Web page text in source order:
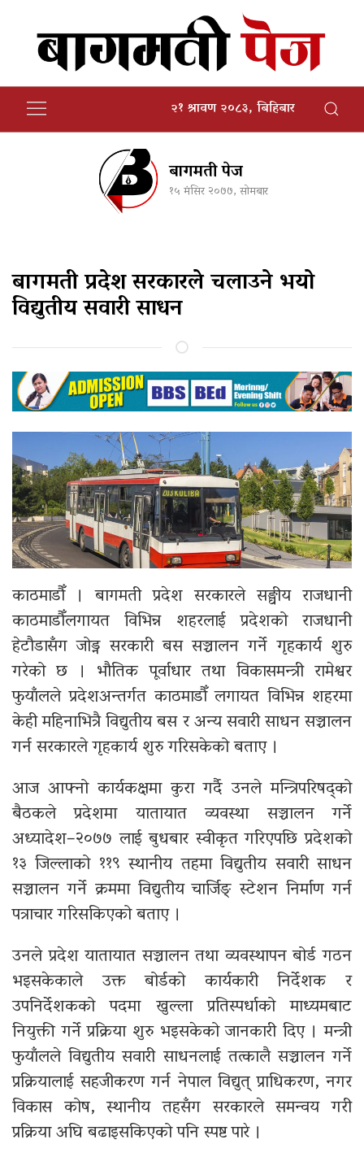
२१ श्रावण २०८३, बिहिबार
बागमती पेज
१५ मंसिर २०७७, सोमबार
बागमती प्रदेश सरकारले चलाउने भयो
विद्युतीय सवारी साधन
काठमाडौँ । बागमती प्रदेश सरकारले सङ्घीय राजधानी
काठमाडौँलगायत विभिन्न शहरलाई प्रदेशको राजधानी
हेटौडासँग जोड्न सरकारी बस सञ्चालन गर्ने गृहकार्य शुरु
गरेको छ । भौतिक पूर्वाधार तथा विकासमन्त्री रामेश्वर
फुयाँलले प्रदेशअन्तर्गत काठमाडौँ लगायत विभिन्न शहरमा
केही महिनाभित्रै विद्युतीय बस र अन्य सवारी साधन सञ्चालन
गर्न सरकारले गृहकार्य शुरु गरिसकेको बताए ।
आज आफ्नो कार्यकक्षमा कुरा गर्दै उनले मन्त्रिपरिषद्को
बैठकले प्रदेशमा यातायात व्यवस्था सञ्चालन गर्ने
अध्यादेश–२०७७ लाई बुधबार स्वीकृत गरिएपछि प्रदेशको
१३ जिल्लाको ११९ स्थानीय तहमा विद्युतीय सवारी साधन
सञ्चालन गर्ने क्रममा विद्युतीय चार्जिङ् स्टेशन निर्माण गर्न
पत्राचार गरिसकिएको बताए ।
उनले प्रदेश यातायात सञ्चालन तथा व्यवस्थापन बोर्ड गठन
भइसकेकाले उक्त बोर्डको कार्यकारी निर्देशक र
उपनिर्देशकको पदमा खुल्ला प्रतिस्पर्धाको माध्यमबाट
नियुक्ती गर्ने प्रक्रिया शुरु भइसकेको जानकारी दिए । मन्त्री
फुयाँलले विद्युतीय सवारी साधनलाई तत्कालै सञ्चालन गर्ने
प्रक्रियालाई सहजीकरण गर्न नेपाल विद्युत् प्राधिकरण, नगर
विकास कोष, स्थानीय तहसँग सरकारले समन्वय गरी
प्रक्रिया अघि बढाइसकिएको पनि स्पष्ट पारे ।